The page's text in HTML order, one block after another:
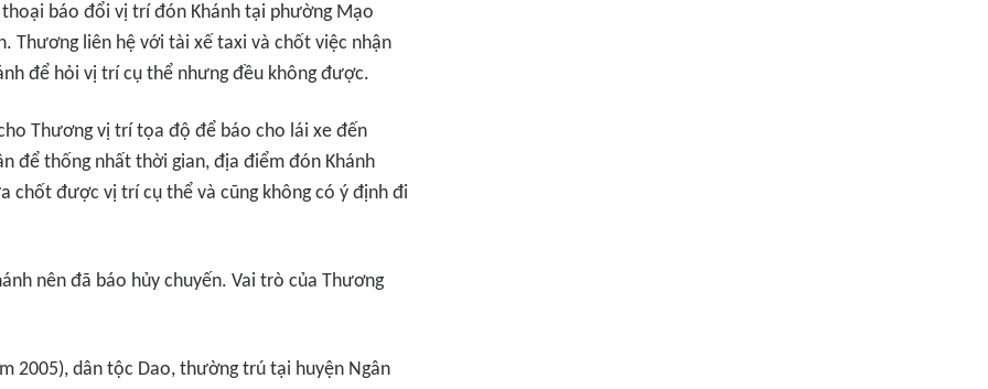
báo đổi vị trí đón Khánh tại phường Mạo
Thương liên hệ với tài xế taxi và chốt việc nhận
để hỏi vị trí cụ thể nhưng đều không được.
Thương vị trí tọa độ để báo cho lái xe đến
để thống nhất thời gian, địa điểm đón Khánh
chốt được vị trí cụ thể và cũng không có ý định đi
nên đã báo hủy chuyến. Vai trò của Thương
2005), dân tộc Dao, thường trú tại huyện Ngân